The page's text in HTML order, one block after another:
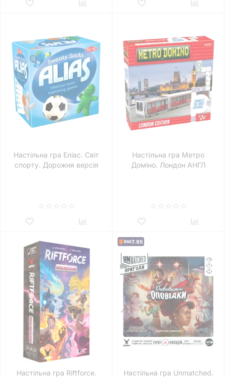
Настільна гра Еліас. Світ
спорту. Дорожня версія
Настільна гра Метро
Доміно. Лондон АНГЛ
Настільна гра Riftforce.
7.95
Настільна гра Unmatched.